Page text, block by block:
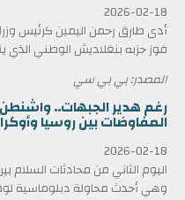
2026-02-18
فوز حزبه بنغلاديش الوطني الذي
المصدر: بي بي سي
رغم هدير الجبهات..
المفاوضات بين روسيا
2026-02-18
اليوم الثاني من محادثات السلام
وهي أحدث محاولة دبلوماسية